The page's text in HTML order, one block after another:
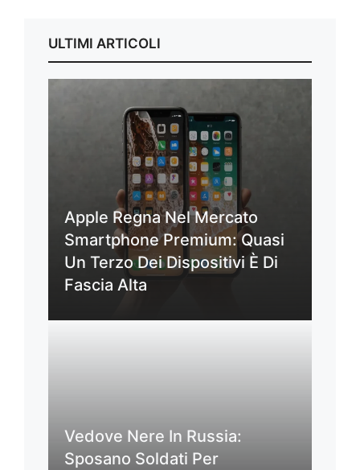
ULTIMI ARTICOLI
Apple Regna Nel Mercato
Smartphone Premium: Quasi
Un Terzo Dei Dispositivi È Di
Fascia Alta
Vedove Nere In Russia:
Sposano Soldati Per